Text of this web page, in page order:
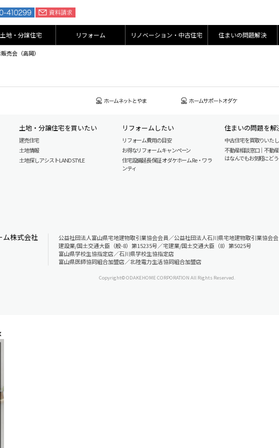
土地・分譲住宅 リフォーム リノベーション・中古住宅 住まいの問題解決
売会（高岡）
土地・分譲住宅を買いたい
建売住宅
土地情報
土地探しアシスト LAND STYLE
リフォームしたい
リフォーム費用の目安
お得なリフォームキャンペーン
住宅設備延長保証 オダケホーム Re・ワラ
ンティ
住まいの問題を解
中古住宅を買取りいた
不動産相談窓口｜不動
はなんでもお気軽にどう
ム株式会社
公益社団法人富山県宅地建物取引業協会会員／公益社団法人石川県宅地建物取引業協会
建設業/国土交通大臣（般-8）第15235号／宅建業/国土交通大臣（8）第5025号
富山県学校生協指定店／石川県学校生協指定店
富山県医師協同組合加盟店／北陸電力生活協同組合加盟店
Copyright© ODAKEHOME CORPORATION All Rights Reserved.